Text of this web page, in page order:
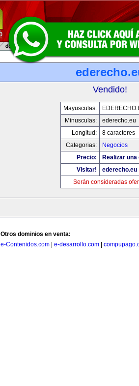
Vendido!
Mayusculas:
Minusculas:
ederecho.eu
Longitud:
8 caracteres
Categorias:
Negocios
Precio:
Realizar
Visitar!
ederecho.eu
Serán consideradas
Otros dominios en venta:
e-Contenidos.com
e-desarrollo.com